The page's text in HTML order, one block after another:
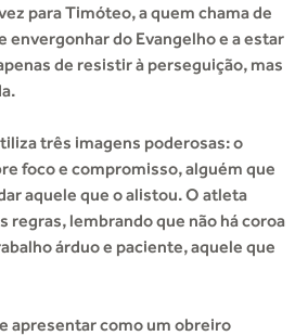
para Timóteo, a quem chama de
envergonhar do Evangelho e a estar
de resistir à perseguição, mas
três imagens poderosas: o
foco e compromisso, alguém que
aquele que o alistou. O atleta
regras, lembrando que não há coroa
árduo e paciente, aquele que
apresentar como um obreiro